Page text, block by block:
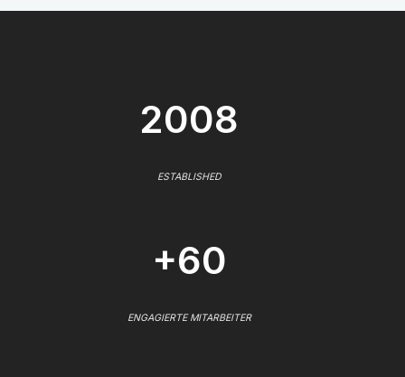
2008
ESTABLISHED
+60
ENGAGIERTE MITARBEITER